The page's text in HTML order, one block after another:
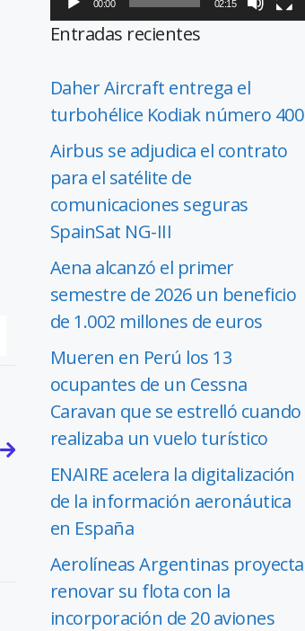
00:00 02:15
Entradas recientes
Daher Aircraft entrega el
turbohélice Kodiak número 400
Airbus se adjudica el contrato
para el satélite de
comunicaciones seguras
SpainSat NG-III
Aena alcanzó el primer
semestre de 2026 un beneficio
de 1.002 millones de euros
Mueren en Perú los 13
ocupantes de un Cessna
Caravan que se estrelló cuando
realizaba un vuelo turístico
ENAIRE acelera la digitalización
de la información aeronáutica
en España
Aerolíneas Argentinas proyecta
renovar su flota con la
incorporación de 20 aviones